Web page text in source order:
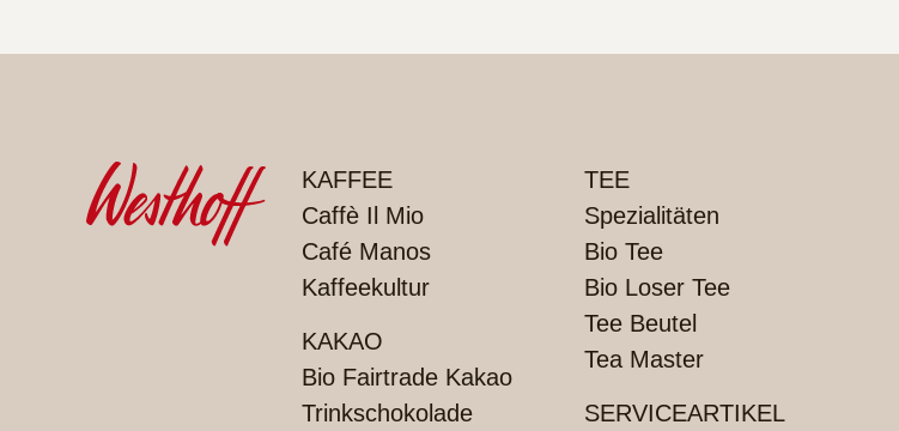
PRODUKTE
KAFFEE
Caffè Il Mio
Café Manos
Kaffeekultur
KAKAO
Bio Fairtrade Kakao
Trinkschokolade
TEE
Spezialitäten
Bio Tee
Bio Loser Tee
Tee Beutel
Tea Master
SERVICEARTIKEL